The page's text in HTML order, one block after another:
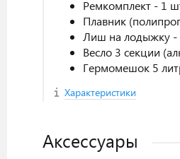
Ремкомплект - 1
Плавник
Лиш на лодыжку -
Весло 3 секции
Гермомешок 5
Характеристики
Аксессуары